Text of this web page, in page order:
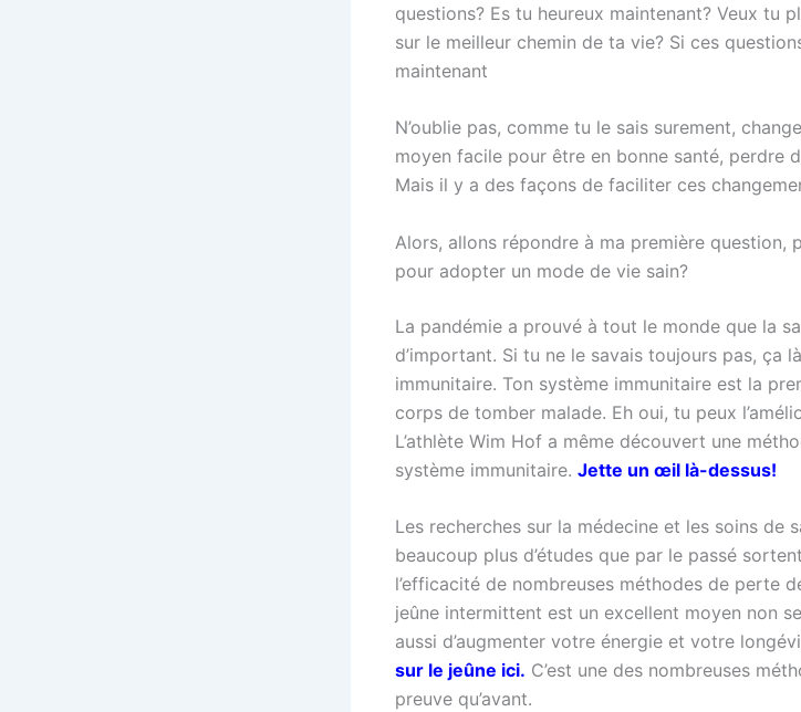
questions? Es tu heureux maintenant? Veux tu
sur le meilleur chemin de ta vie? Si ces
maintenant
N’oublie pas, comme tu le sais surement,
moyen facile pour être en bonne santé, perdre
Mais il y a des façons de faciliter ces
Alors, allons répondre à ma première question,
pour adopter un mode de vie sain?
La pandémie a prouvé à tout le monde que la
d’important. Si tu ne le savais toujours pas, ça
immunitaire. Ton système immunitaire est la
corps de tomber malade. Eh oui, tu peux
L’athlète Wim Hof a même découvert une
système immunitaire. Jette un œil là-dessus!
Les recherches sur la médecine et les soins de
beaucoup plus d’études que par le passé
l’efficacité de nombreuses méthodes de perte
jeûne intermittent est un excellent moyen non
aussi d’augmenter votre énergie et votre
sur le jeûne ici. C’est une des nombreuses
preuve qu’avant.